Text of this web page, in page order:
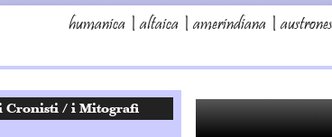
humanica|altaica|amerindiana|